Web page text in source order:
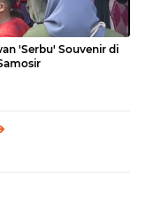
'Serbu' Souvenir di